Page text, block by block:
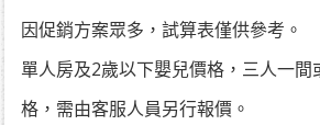
因促銷方案眾多，試算表僅供參考。
單人房及2歲以下嬰兒價格，三人一
格，需由客服人員另行報價。